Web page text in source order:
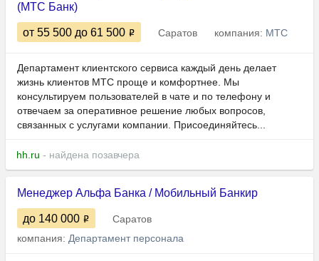
(МТС Банк)
от 55 500 до 61 500 Саратов компания: МТС
Департамент клиентского сервиса каждый день делает
жизнь клиентов МТС проще и комфортнее. Мы
консультируем пользователей в чате и по телефону и
отвечаем за оперативное решение любых вопросов,
связанных с услугами компании. Присоединяйтесь...
hh.ru - найдена позавчера
Менеджер Альфа Банка / Мобильный Банкир
до 140 000
Саратов
компания: Департамент персонала